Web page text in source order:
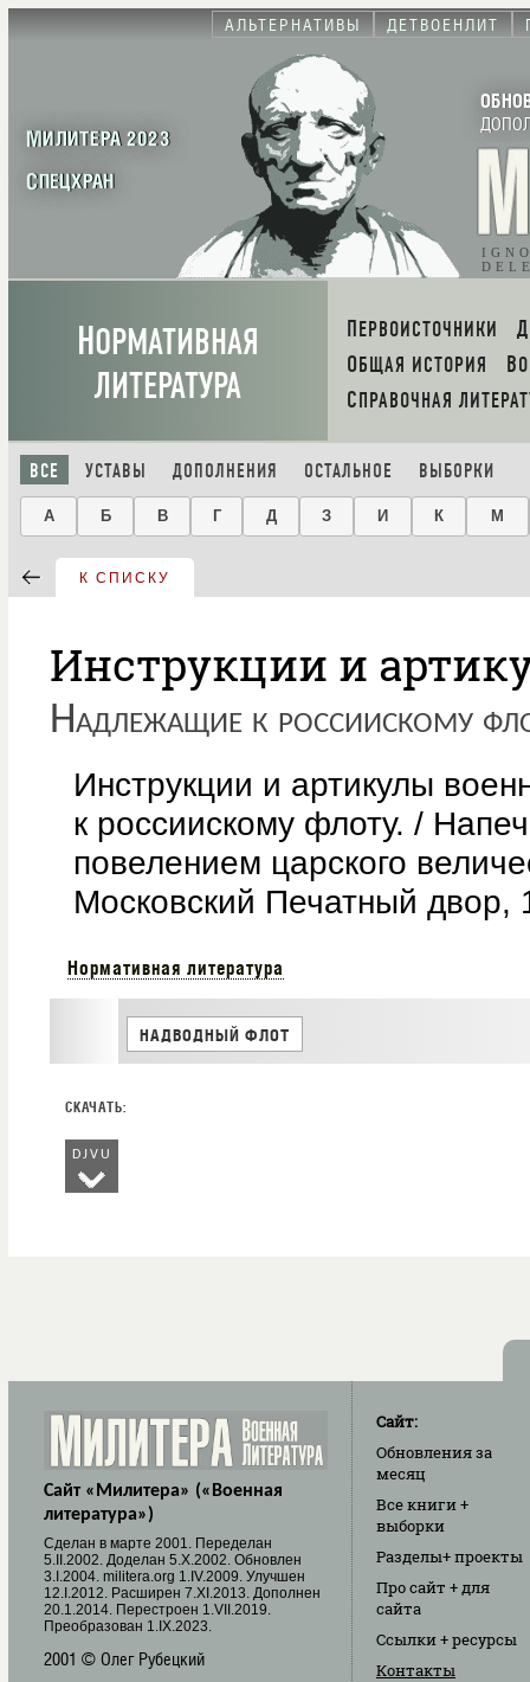
АЛЬТЕРНАТИВЫ ДЕТВОЕНЛИТ
МИЛИТЕРА 2023
СПЕЦХРАН
НОРМАТИВНАЯ
ЛИТЕРАТУРА
ПЕРВОИСТОЧНИКИ
ОБЩАЯ ИСТОРИЯ
СПРАВОЧНАЯ
ВСЕ УСТАВЫ ДОПОЛНЕНИЯ ОСТАЛЬНОЕ ВЫБОРКИ
А Б В Г Д З И К М
К СПИСКУ
Инструкции и
Надлежащие к россиискому
Инструкции и артикулы
к россиискому флоту. /
повелением царского
Московский Печатный
Нормативная литература
НАДВОДНЫЙ ФЛОТ
DJVU
Сайт «Милитера» («Военная
литература»)
Cделан в марте 2001. Переделан
5.II.2002. Доделан 5.X.2002. Обновлен
3.I.2004. militera.org 1.IV.2009. Улучшен
12.I.2012. Расширен 7.XI.2013. Дополнен
20.1.2014. Перестроен 1.VII.2019.
Преобразован 1.IX.2023.
2001 © Олег Рубецкий
Сайт:
Обновленияза
месяц
Все книги+
выборки
Разделы+ проекты
Про сайт + для
сайта
Ссылки+ ресурсы
Контакты